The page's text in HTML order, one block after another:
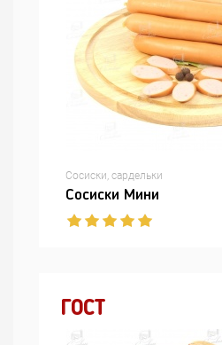
Сосиски, сардельки
Сосиски Мини
ГОСТ